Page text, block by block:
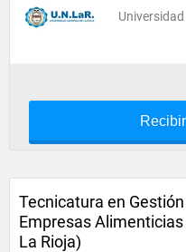
Tecnicatura en
Empresas
La Rioja)